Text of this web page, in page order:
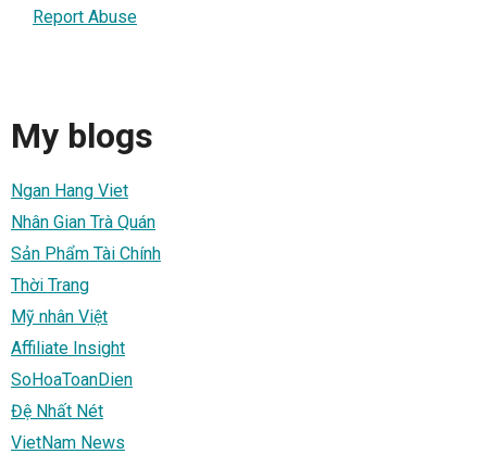
Report Abuse
My blogs
Ngan Hang Viet
Nhân Gian Trà Quán
Sản Phẩm Tài Chính
Thời Trang
Mỹ nhân Việt
Affiliate Insight
SoHoaToanDien
Đệ Nhất Nét
VietNam News